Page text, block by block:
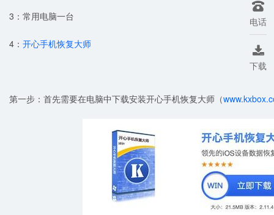
3：常用电脑一台
4： 开心手机恢复大师
第一步：首先需要在电脑中下载安装开心手机恢复大师（

电话

下载